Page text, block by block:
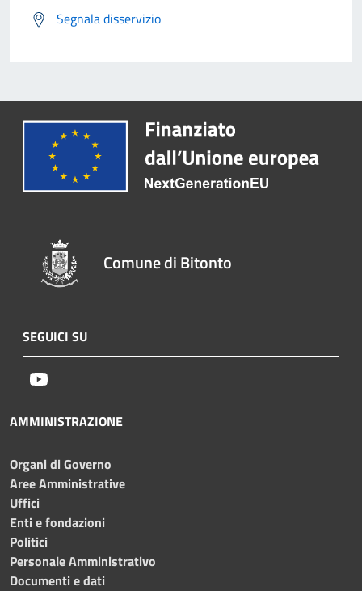
Segnala disservizio
Comune di Bitonto
SEGUICI SU
AMMINISTRAZIONE
Organi di Governo
Aree Amministrative
Uffici
Enti e fondazioni
Politici
Personale Amministrativo
Documenti e dati